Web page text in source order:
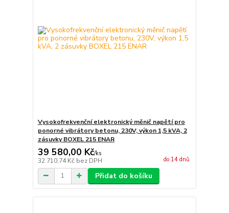
Vysokofrekvenční elektronický měnič napětí pro
ponorné vibrátory betonu, 230V, výkon 1,5 kVA, 2
zásuvky BOXEL 215 ENAR
39 580,00 Kč/ks
32 710,74 Kč bez DPH do 14 dnů
Přidat do košíku